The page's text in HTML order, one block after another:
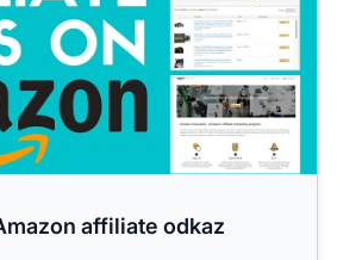
affiliate odkaz